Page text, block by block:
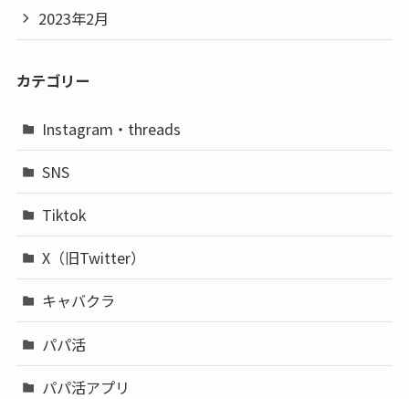
2023年2月
カテゴリー
Instagram・threads
SNS
Tiktok
X（旧Twitter）
キャバクラ
パパ活
パパ活アプリ